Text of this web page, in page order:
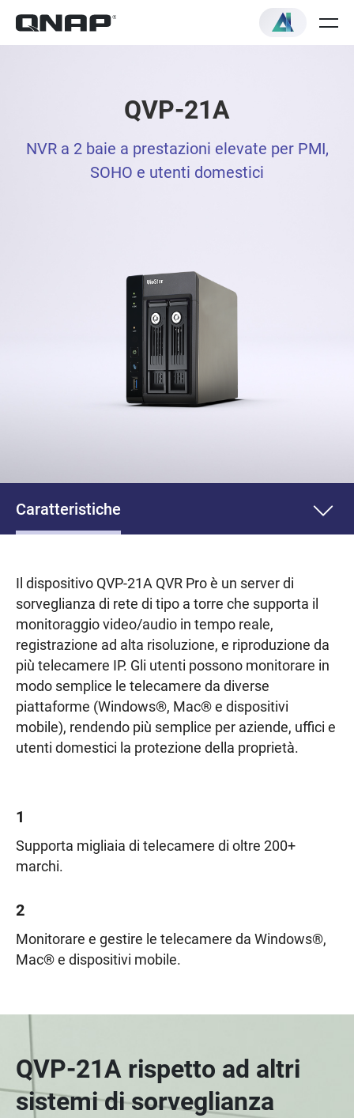
QVP-21A
NVR a 2 baie a prestazioni elevate per PMI,
SOHO e utenti domestici
Caratteristiche
Il dispositivo QVP-21A QVR Pro è un server di
sorveglianza di rete di tipo a torre che supporta il
monitoraggio video/audio in tempo reale,
registrazione ad alta risoluzione, e riproduzione da
più telecamere IP. Gli utenti possono monitorare in
modo semplice le telecamere da diverse
piattaforme (Windows®, Mac® e dispositivi
mobile), rendendo più semplice per aziende, uffici e
utenti domestici la protezione della proprietà.
1
Supporta migliaia di telecamere di oltre 200+
marchi.
2
Monitorare e gestire le telecamere da Windows®,
Mac® e dispositivi mobile.
QVP-21A rispetto ad altri
sistemi di sorveglianza